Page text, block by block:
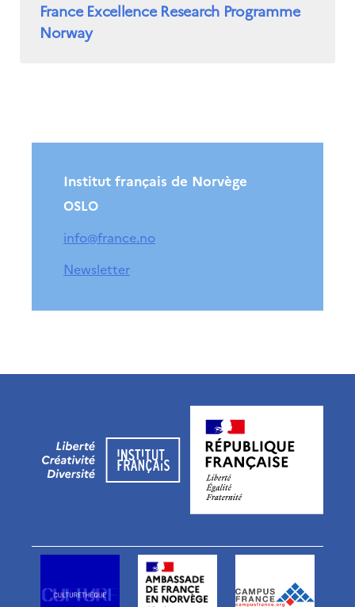
France Excellence Research Programme
Norway
Institut français de Norvège
OSLO
info@france.no
Newsletter